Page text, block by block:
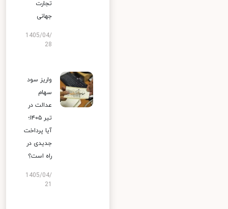
تجارت
جهانی
1405/04/
28
واریز سود
سهام
عدالت در
تیر ۱۴۰۵؛
آیا پرداخت
جدیدی در
راه است؟
1405/04/